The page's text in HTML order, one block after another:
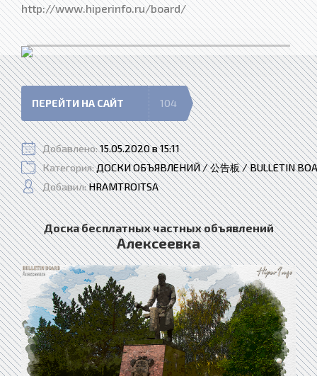
http://www.hiperinfo.ru/board/
ПЕРЕЙТИ НА САЙТ 104
Добавлено:15.05.2020 в 15:11
Категория:ДОСКИ ОБЪЯВЛЕНИЙ / 公告板 / BULLETIN
Добавил:HRAMTROITSA
Доска бесплатных частных объявлений
Алексеевка